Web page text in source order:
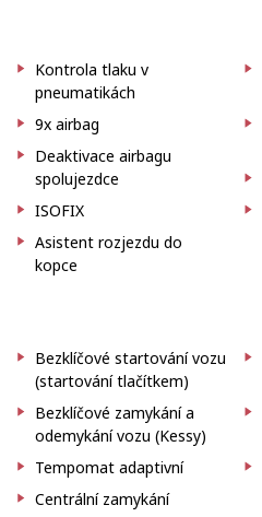
Kontrola tlaku v
pneumatikách
9x airbag
Deaktivace airbagu
spolujezdce
ISOFIX
Asistent rozjezdu do
kopce
Bezklíčové startování vozu
(startování tlačítkem)
Bezklíčové zamykání a
odemykání vozu (Kessy)
Tempomat adaptivní
Centrální zamykání